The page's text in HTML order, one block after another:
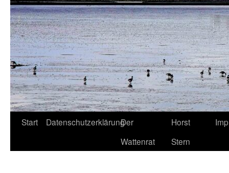
Start DatenschutzerklärungDer
Wattenrat
Horst
Stern